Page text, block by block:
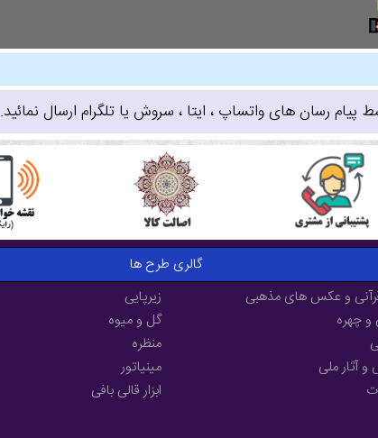
پیام رسان های واتساپ ، ایتا ، سروش یا تلگرام ارسال نمائید.
گالری طرح ها
و عکس های مذهبی
و چهره
آثار ملی
زیرپایی
گل و میوه
منظره
مینیاتور
ابزار قالی بافی